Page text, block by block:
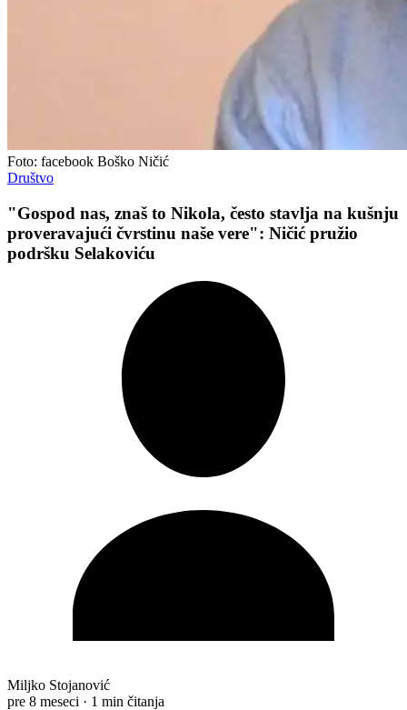
Foto: facebook Boško Ničić
Društvo
"Gospod nas, znaš to Nikola, često stavlja na kušnju
proveravajući čvrstinu naše vere": Ničić pružio
podršku Selakoviću
Miljko Stojanović
pre 8 meseci · 1 min čitanja